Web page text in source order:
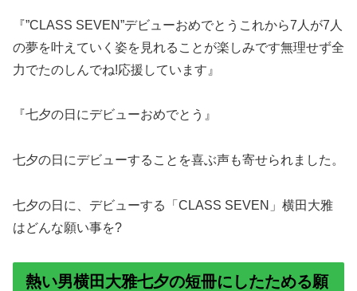
『”CLASS SEVEN”デビューおめでとうこれから7人が7人
の夢を叶えていく姿を見れることが楽しみです無理せず全
力でたのしんでね!応援しています』
『七夕の日にデビューおめでとう』
七夕の日にデビューすることを喜ぶ声も寄せられました。
七夕の日に、デビューする「CLASS SEVEN」横田大雅
はどんな願い事を?
熱い男横田大雅七夕の短冊にしたためる願